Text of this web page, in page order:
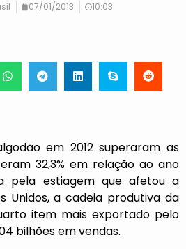
07/01/2013 10:03
em 2012 superaram as
32,3% em relação ao ano
pela estiagem que afetou a
Unidos, a cadeia produtiva da
item mais exportado pelo
bilhões em vendas.